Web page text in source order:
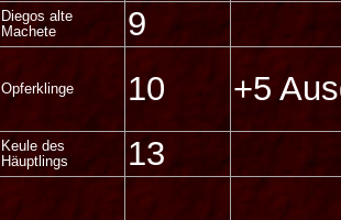
Diegos alte
Machete
9
Opferklinge 10 +5
Keule des
Häuptlings
13